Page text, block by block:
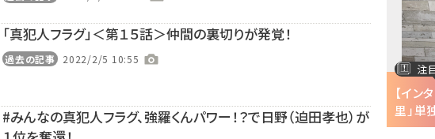
「真犯人フラグ」＜第１５話＞仲間の裏切りが発覚！
過去の記事 2022/2/5 10:55
#みんなの真犯人フラグ、強羅くんパワー！？で日野（迫田孝也）が
ス
5年半で
注目の特集
声優・ファイルーズ...
注目の特集
【インタビュ
里」単独冠ラ